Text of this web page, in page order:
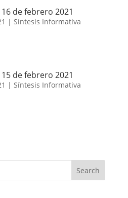
de febrero 2021
| Síntesis Informativa
de febrero 2021
| Síntesis Informativa